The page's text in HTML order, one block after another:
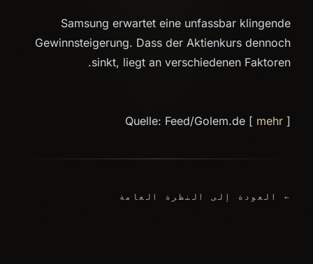
Samsung erwartet eine unfassbar klingende
Gewinnsteigerung. Dass der Aktienkurs dennoch
sinkt, liegt an verschiedenen Faktoren.
Quelle: Feed/Golem.de [ mehr ]
← العودة إلى النظرة العامة